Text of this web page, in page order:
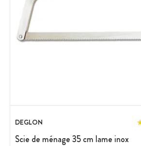
DEGLON
Scie de ménage 35 cm lame inox